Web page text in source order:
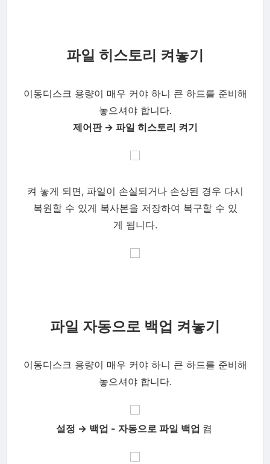
파일 히스토리 켜놓기
이동디스크 용량이 매우 커야 하니 큰 하드를 준비해
놓으셔야 합니다.
제어판 → 파일 히스토리 켜기
켜 놓게 되면, 파일이 손실되거나 손상된 경우 다시
복원할 수 있게 복사본을 저장하여 복구할 수 있
게 됩니다.
파일 자동으로 백업 켜놓기
이동디스크 용량이 매우 커야 하니 큰 하드를 준비해
놓으셔야 합니다.
설정 → 백업 - 자동으로 파일 백업 켬